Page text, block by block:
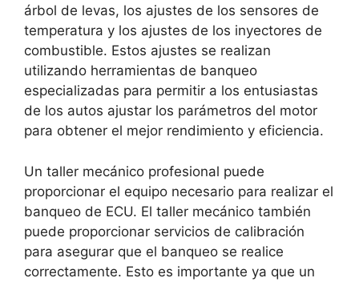
árbol de levas, los ajustes de los sensores de
temperatura y los ajustes de los inyectores de
combustible. Estos ajustes se realizan
utilizando herramientas de banqueo
especializadas para permitir a los entusiastas
de los autos ajustar los parámetros del motor
para obtener el mejor rendimiento y eficiencia.
Un taller mecánico profesional puede
proporcionar el equipo necesario para realizar el
banqueo de ECU. El taller mecánico también
puede proporcionar servicios de calibración
para asegurar que el banqueo se realice
correctamente. Esto es importante ya que un